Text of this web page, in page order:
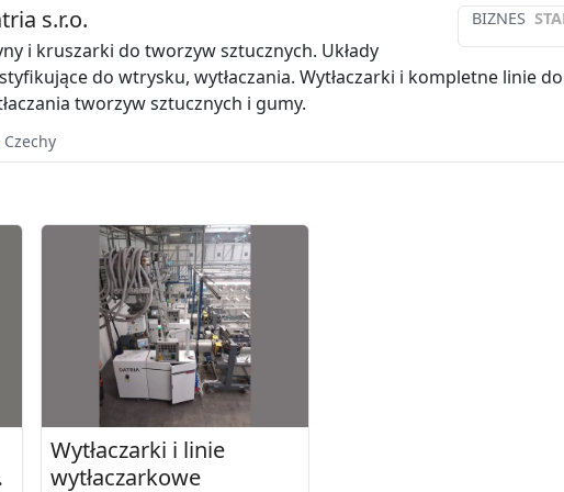
BIZNES
s.r.o.
i kruszarki do tworzyw sztucznych. Układy
do wtrysku, wytłaczania. Wytłaczarki i kompletne linie do
tworzyw sztucznych i gumy.
Czechy
Wytłaczarki i linie
wytłaczarkowe